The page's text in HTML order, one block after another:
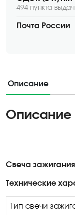
494 пункта
Почта России
Описание
Описание
Свеча зажигания
Технические
Тип свечи